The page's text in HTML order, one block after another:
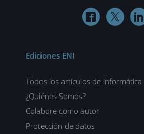
  
Ediciones ENI
Todos los artículos de informática
¿Quiénes Somos?
Colabore como autor
Protección de datos